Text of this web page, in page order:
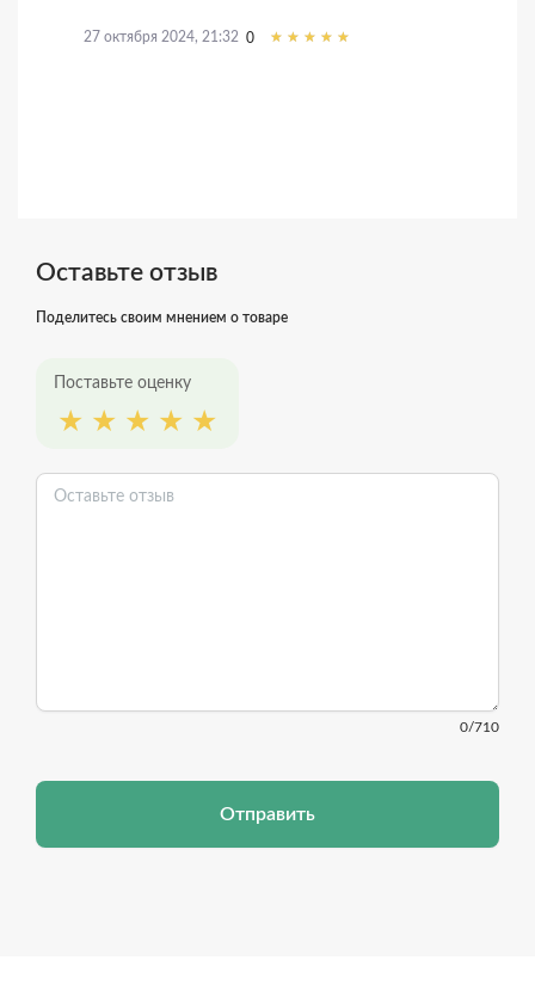
27 октября 2024, 21:32 0
Оставьте отзыв
Поделитесь своим мнением о товаре
Поставьте оценку
0/710
Отправить